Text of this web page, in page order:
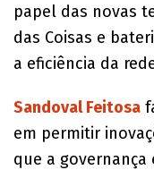
papel das novas
das Coisas e
a eficiência da
Sandoval Feitosa
em permitir
que a